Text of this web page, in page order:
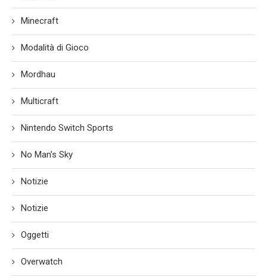
Minecraft
Modalità di Gioco
Mordhau
Multicraft
Nintendo Switch Sports
No Man's Sky
Notizie
Notizie
Oggetti
Overwatch